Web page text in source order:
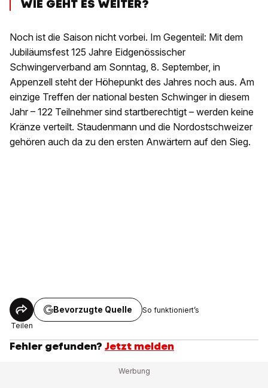
WIE GEHT ES WEITER?
Noch ist die Saison nicht vorbei. Im Gegenteil: Mit dem
Jubiläumsfest 125 Jahre Eidgenössischer
Schwingerverband am Sonntag, 8. September, in
Appenzell steht der Höhepunkt des Jahres noch aus. Am
einzige Treffen der national besten Schwinger in diesem
Jahr – 122 Teilnehmer sind startberechtigt – werden keine
Kränze verteilt. Staudenmann und die Nordostschweizer
gehören auch da zu den ersten Anwärtern auf den Sieg.
Teilen
Bevorzugte Quelle So funktioniert’s
Fehler gefunden? Jetzt melden